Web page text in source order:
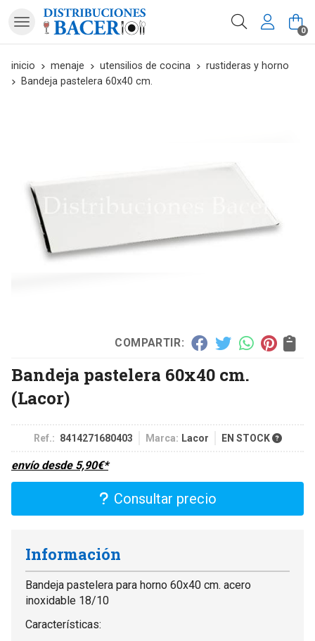
Buscar 0
inicio menaje utensilios de cocina
rustideras y horno
Bandeja pastelera 60x40 cm.
COMPARTIR:
Bandeja pastelera 60x40 cm.
(Lacor)
Ref.: 8414271680403 Marca: Lacor EN STOCK
envío desde 5,90€*
Consultar precio
Información
Bandeja pastelera para horno 60x40 cm. acero
inoxidable 18/10
Características: